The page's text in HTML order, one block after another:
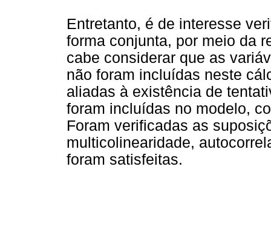
Entretanto, é de interesse
forma conjunta, por meio da
cabe considerar que as
não foram incluídas neste
aliadas à existência de
foram incluídas no modelo,
Foram verificadas as
multicolinearidade,
foram satisfeitas.